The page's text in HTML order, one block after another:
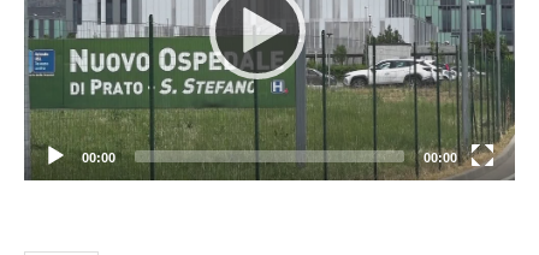
00:00 00:00